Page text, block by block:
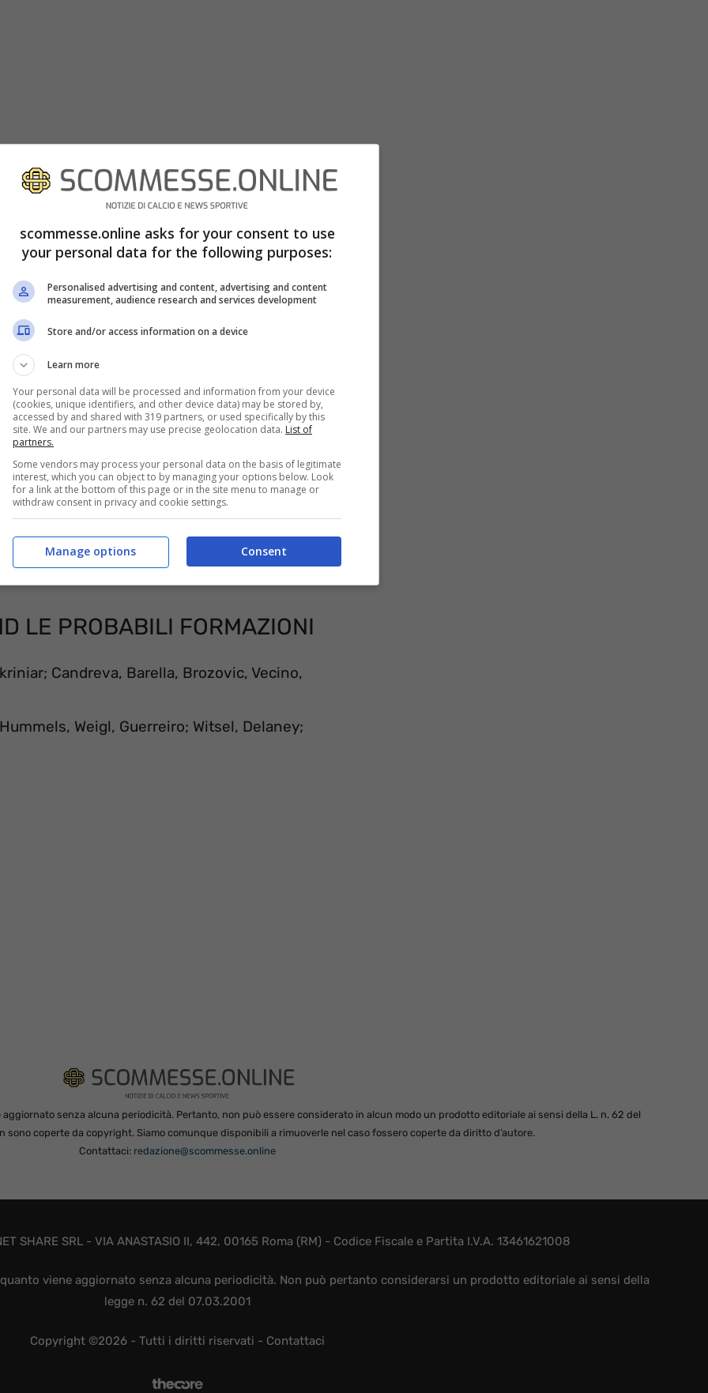
IN DIRETTA STREAMING TV
stasera alle ore 21:00, sarà visibile
bisognerà essere un abbonato
il match di San Siro saranno Sky Sport Uno e
della diretta streaming tramite l’app
ai soli abbonati a Sky. Infine la piattaforma
la cui visione necessita anche in questo
LE PROBABILI FORMAZIONI
Candreva, Barella, Brozovic, Vecino,
Weigl, Guerreiro; Witsel, Delaney;
senza alcuna periodicità. Pertanto, non può essere considerato in alcun modo un prodotto editoriale ai sensi della L. n. 62 del
sono coperte da copyright. Siamo comunque disponibili a rimuoverle nel caso fossero coperte da diritto d’autore.
Contattaci: redazione@scommesse.online
SHARE SRL - VIA ANASTASIO II, 442, 00165 Roma (RM) - Codice Fiscale e Partita I.V.A. 13461621008
viene aggiornato senza alcuna periodicità. Non può pertanto considerarsi un prodotto editoriale ai sensi della
legge n. 62 del 07.03.2001
Copyright ©2026 - Tutti i diritti riservati - Contattaci
scommesse.online asks for your consent to use
your personal data for the following purposes:
Personalised advertising and content, advertising and content
measurement, audience research and services development
Store and/or access information on a device
Learn more
Your personal data will be processed and information from your device
(cookies, unique identifiers, and other device data) may be stored by,
accessed by and shared with 319 partners, or used specifically by this
site. We and our partners may use precise geolocation data. List of
partners.
Some vendors may process your personal data on the basis of legitimate
interest, which you can object to by managing your options below. Look
for a link at the bottom of this page or in the site menu to manage or
withdraw consent in privacy and cookie settings.
Consent
Manage options